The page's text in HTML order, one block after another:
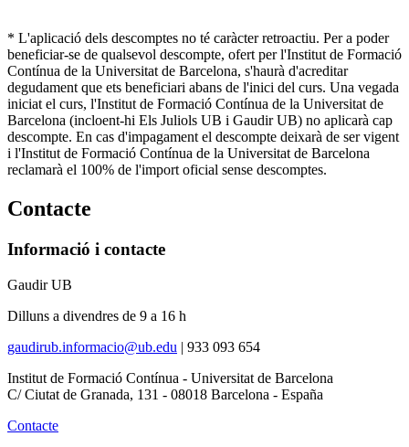
* L'aplicació dels descomptes no té caràcter retroactiu. Per a poder
beneficiar-se de qualsevol descompte, ofert per l'Institut de Formació
Contínua de la Universitat de Barcelona, s'haurà d'acreditar
degudament que ets beneficiari abans de l'inici del curs. Una vegada
iniciat el curs, l'Institut de Formació Contínua de la Universitat de
Barcelona (incloent-hi Els Juliols UB i Gaudir UB) no aplicarà cap
descompte. En cas d'impagament el descompte deixarà de ser vigent
i l'Institut de Formació Contínua de la Universitat de Barcelona
reclamarà el 100% de l'import oficial sense descomptes.
Contacte
Informació i contacte
Gaudir UB
Dilluns a divendres de 9 a 16 h
gaudirub.informacio@ub.edu | 933 093 654
Institut de Formació Contínua - Universitat de Barcelona
C/ Ciutat de Granada, 131 - 08018 Barcelona - España
Contacte